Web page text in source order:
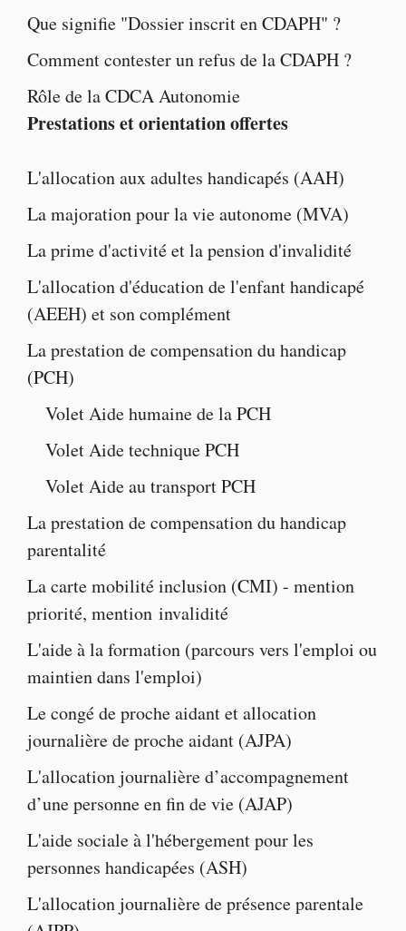
Que signifie "Dossier inscrit en CDAPH" ?
Comment contester unrefus de la CDAPH ?
Rôle de laCDCA Autonomie
Prestations et orientation offertes
L'allocation aux adultes handicapés (AAH)
La majoration pour la vie autonome (MVA)
Laprime d'activitéet lapension d'invalidité
L'allocation d'éducation de l'enfant handicapé
(AEEH) et son complément
Laprestation de compensation du handicap
(PCH)
VoletAide humaine de la PCH
VoletAide technique PCH
VoletAide au transport PCH
Laprestation de compensation du handicap
parentalité
Lacarte mobilité inclusion (CMI) - mention
priorité, mention invalidité
L'aide à la formation (parcours vers l'emploi ou
maintien dans l'emploi)
Lecongé de proche aidantetallocation
journalière de proche aidant (AJPA)
L'allocation journalière d’accompagnement
d’une personne en fin de vie (AJAP)
L'aide sociale à l'hébergement pour les
personnes handicapées (ASH)
L'allocation journalière de présence parentale